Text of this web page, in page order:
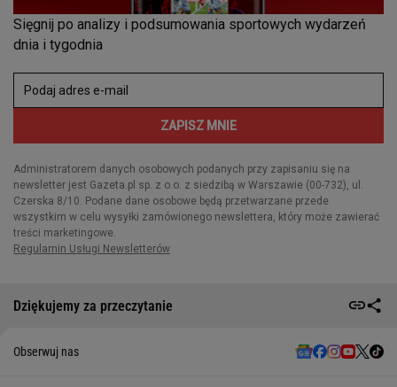
Dziękujemy za przeczytanie
Obserwuj nas